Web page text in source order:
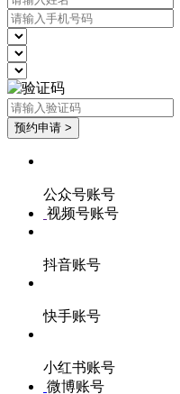
公众号账号
视频号账号
抖音账号
快手账号
小红书账号
微博账号